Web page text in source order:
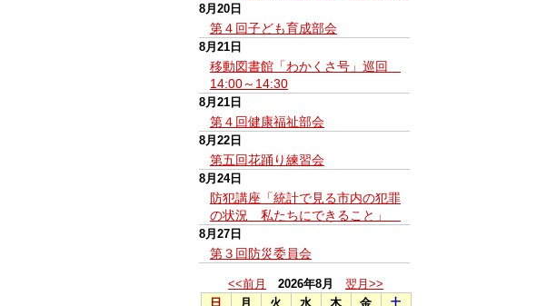
8月20日
第４回子ども育成部会
8月21日
移動図書館「わかくさ号」巡回
14:00～14:30
8月21日
第４回健康福祉部会
8月22日
第五回花踊り練習会
8月24日
防犯講座「統計で見る市内の犯罪
の状況 私たちにできること」
8月27日
第３回防災委員会
<<前月 2026年8月
翌月>>
日
月 火 水 木 金 土